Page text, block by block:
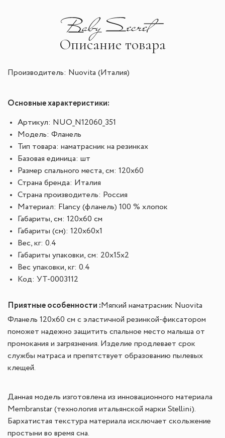
Описание товара
Производитель: Nuovita (Италия)
Основные характеристики:
Артикул: NUO_N12060_351
Модель: Фланель
Тип товара: наматрасник на резинках
Базовая единица: шт
Размер спального места, см: 120x60
Страна бренда: Италия
Страна производитель: Россия
Материал: Flancy (фланель) 100 % хлопок
Габариты, см: 120x60 см
Габариты (см): 120x60x1
Вес, кг: 0.4
Габариты упаковки, см: 20x15x2
Вес упаковки, кг: 0.4
Код: УТ-0003112
Приятные особенности : Мягкий наматрасник Nuovita
Фланель 120x60 см с эластичной резинкой-фиксатором
поможет надежно защитить спальное место малыша от
промокания и загрязнения. Изделие продлевает срок
службы матраса и препятствует образованию пылевых
клещей.
Данная модель изготовлена из инновационного материала
Membranstar (технология итальянской марки Stellini).
Бархатистая текстура материала исключает скольжение
простыни во время сна.